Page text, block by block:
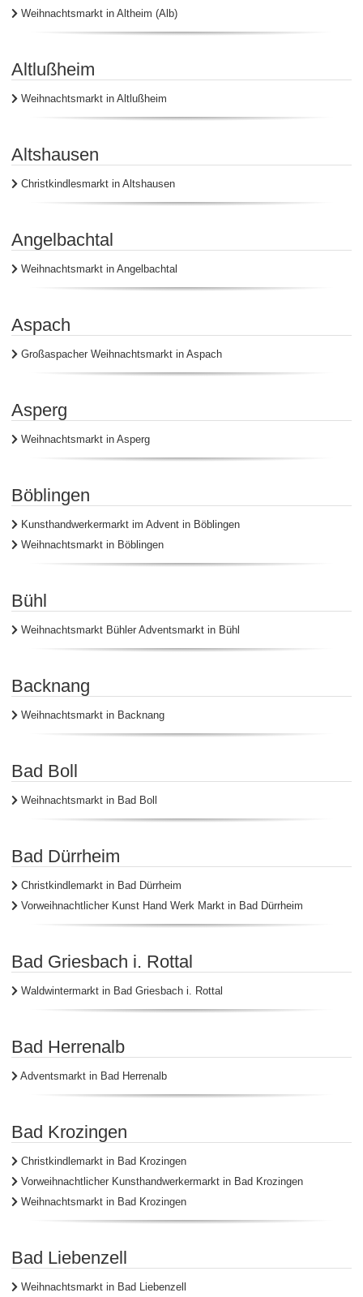
Weihnachtsmarkt in Altheim (Alb)
Altlußheim
Weihnachtsmarkt in Altlußheim
Altshausen
Christkindlesmarkt in Altshausen
Angelbachtal
Weihnachtsmarkt in Angelbachtal
Aspach
Großaspacher Weihnachtsmarkt in Aspach
Asperg
Weihnachtsmarkt in Asperg
Böblingen
Kunsthandwerkermarkt im Advent in Böblingen
Weihnachtsmarkt in Böblingen
Bühl
Weihnachtsmarkt Bühler Adventsmarkt in Bühl
Backnang
Weihnachtsmarkt in Backnang
Bad Boll
Weihnachtsmarkt in Bad Boll
Bad Dürrheim
Christkindlemarkt in Bad Dürrheim
Vorweihnachtlicher Kunst Hand Werk Markt in Bad Dürrheim
Bad Griesbach i. Rottal
Waldwintermarkt in Bad Griesbach i. Rottal
Bad Herrenalb
Adventsmarkt in Bad Herrenalb
Bad Krozingen
Christkindlemarkt in Bad Krozingen
Vorweihnachtlicher Kunsthandwerkermarkt in Bad Krozingen
Weihnachtsmarkt in Bad Krozingen
Bad Liebenzell
Weihnachtsmarkt in Bad Liebenzell